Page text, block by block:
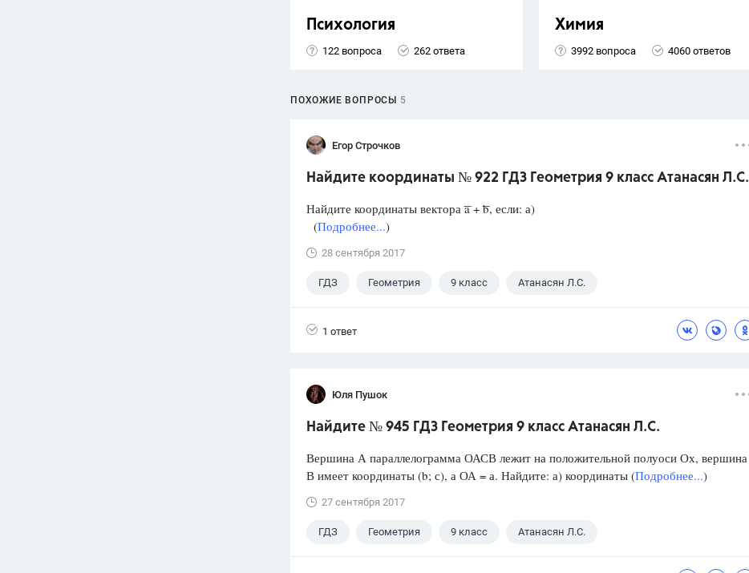
Психология
122 вопроса 262 ответа
Химия
3992 вопроса 4060 ответов
ПОХОЖИЕ ВОПРОСЫ 5
Егор Строчков
Найдите координаты № 922 ГДЗ Геометрия 9 класс Атанасян Л.С.
Найдите координаты вектора ͞a + ͞b, если: а)
(Подробнее...)
28 сентября 2017
ГДЗ Геометрия 9 класс Атанасян Л.С.
1 ответ
Юля Пушок
Найдите № 945 ГДЗ Геометрия 9 класс Атанасян Л.С.
Вершина А параллелограмма ОАСВ лежит на положительной полуоси Ох, вершина
В имеет координаты (b; с), а ОА = а. Найдите: а) координаты (Подробнее...)
27 сентября 2017
ГДЗ Геометрия 9 класс Атанасян Л.С.